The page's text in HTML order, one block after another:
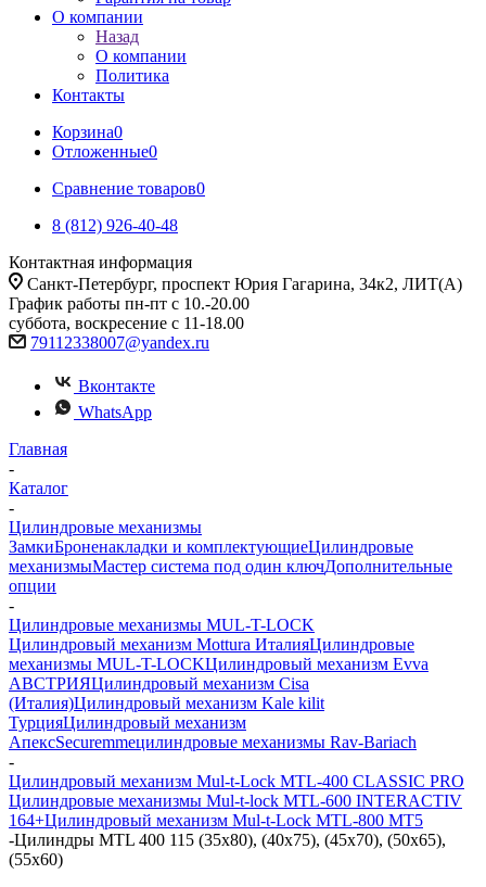
О компании
Назад
О компании
Политика
Контакты
Корзина0
Отложенные0
Сравнение товаров0
8 (812) 926-40-48
Контактная информация
Санкт-Петербург, проспект Юрия Гагарина, 34к2, ЛИТ(А)
График работы пн-пт с 10.-20.00
суббота, воскресение с 11-18.00
79112338007@yandex.ru
Вконтакте
WhatsApp
Главная
-
Каталог
-
Цилиндровые механизмы
ЗамкиБроненакладки и комплектующиеЦилиндровые
механизмыМастер система под один ключДополнительные
опции
-
Цилиндровые механизмы MUL-T-LOCK
Цилиндровый механизм Mottura ИталияЦилиндровые
механизмы MUL-T-LOCKЦилиндровый механизм Evva
АВСТРИЯЦилиндровый механизм Cisa
(Италия)Цилиндровый механизм Kale kilit
ТурцияЦилиндровый механизм
АпексSecuremmeцилиндровые механизмы Rav-Bariach
-
Цилиндровый механизм Mul-t-Lock MTL-400 CLASSIC PRO
Цилиндровые механизмы Mul-t-lock MTL-600 INTERACTIV
164+Цилиндровый механизм Mul-t-Lock MTL-800 MT5
-Цилиндры MTL 400 115 (35х80), (40х75), (45x70), (50x65),
(55х60)